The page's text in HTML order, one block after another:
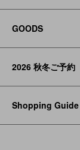
GOODS
2026 秋冬ご予約
Shopping Guide